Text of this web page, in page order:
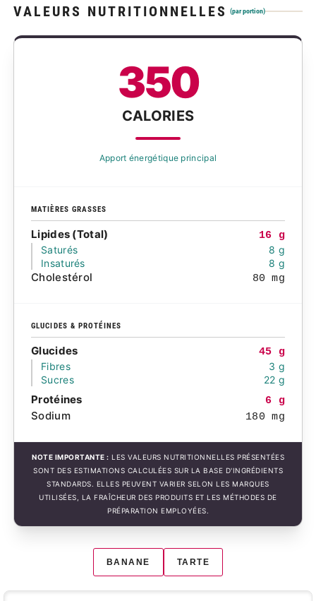
VALEURS NUTRITIONNELLES (par portion)
350
CALORIES
Apport énergétique principal
MATIÈRES GRASSES
Lipides (Total)
16 g
Saturés
8 g
Insaturés
8 g
Cholestérol 80 mg
GLUCIDES & PROTÉINES
Glucides
45 g
Fibres
3 g
Sucres
22 g
Protéines 6 g
Sodium 180 mg
NOTE IMPORTANTE : LES VALEURS NUTRITIONNELLES PRÉSENTÉES
SONT DES ESTIMATIONS CALCULÉES SUR LA BASE D'INGRÉDIENTS
STANDARDS. ELLES PEUVENT VARIER SELON LES MARQUES
UTILISÉES, LA FRAÎCHEUR DES PRODUITS ET LES MÉTHODES DE
PRÉPARATION EMPLOYÉES.
BANANE TARTE